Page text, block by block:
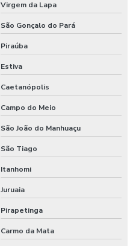
Virgem da Lapa
São Gonçalo do Pará
Piraúba
Estiva
Caetanópolis
Campo do Meio
São João do Manhuaçu
São Tiago
Itanhomi
Juruaia
Pirapetinga
Carmo da Mata